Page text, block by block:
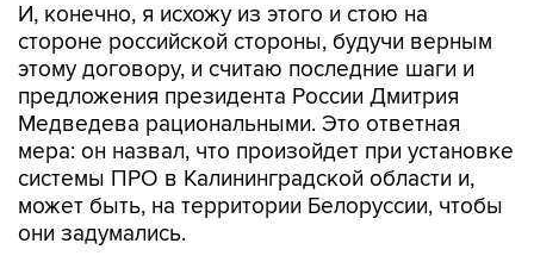
И, конечно, я исхожу из этого и стою на
стороне российской стороны, будучи верным
этому договору, и считаю последние шаги и
предложения президента России Дмитрия
Медведева рациональными. Это ответная
мера: он назвал, что произойдет при установке
системы ПРО в Калининградской области и,
может быть, на территории Белоруссии, чтобы
они задумались.